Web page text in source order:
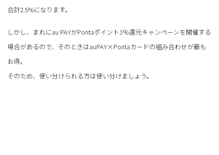
合計2.5%になります。
しかし、まれにau PAYがPontaポイント3％還元キャンペーンを開催する
場合があるので、そのときはauPAY×Pontaカードの組み合わせが最も
お得。
そのため、使い分けられる方は使い分けましょう。